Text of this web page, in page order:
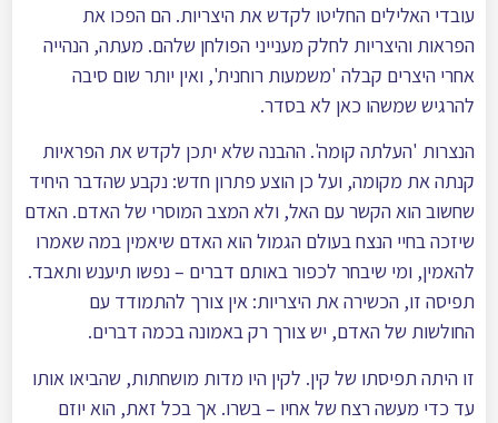
עובדי האלילים החליטו לקדש את היצריות. הם הפכו את
הפראות והיצריות לחלק מענייני הפולחן שלהם. מעתה, הנהייה
אחרי היצרים קבלה 'משמעות רוחנית', ואין יותר שום סיבה
להרגיש שמשהו כאן לא בסדר.
הנצרות 'העלתה קומה'. ההבנה שלא יתכן לקדש את הפראיות
קנתה את מקומה, ועל כן הוצע פתרון חדש: נקבע שהדבר היחיד
שחשוב הוא הקשר עם האל, ולא המצב המוסרי של האדם. האדם
שיזכה בחיי הנצח בעולם הגמול הוא האדם שיאמין במה שאמרו
להאמין, ומי שיבחר לכפור באותם דברים – נפשו תיענש ותאבד.
תפיסה זו, הכשירה את היצריות: אין צורך להתמודד עם
החולשות של האדם, יש צורך רק באמונה בכמה דברים.
זו היתה תפיסתו של קין. לקין היו מדות מושחתות, שהביאו אותו
עד כדי מעשה רצח של אחיו – בשרו. אך בכל זאת, הוא יוזם